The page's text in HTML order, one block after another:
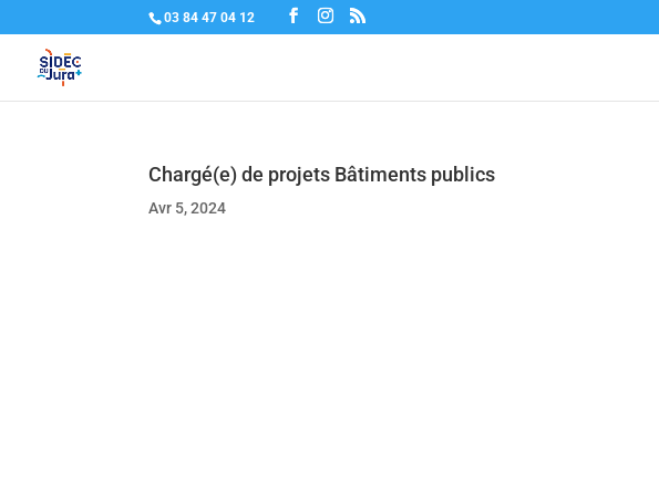
03 84 47 04 12
Chargé(e) de projets Bâtiments publics
Avr 5, 2024